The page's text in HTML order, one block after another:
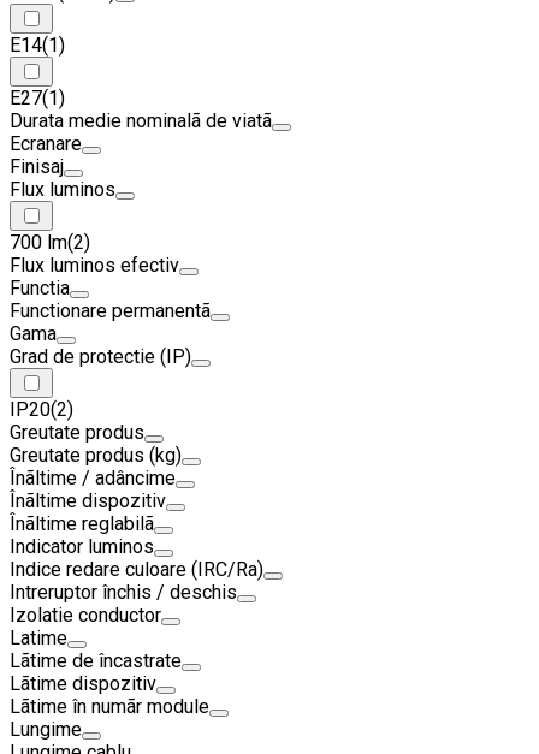
E14(1)
E27(1)
Durata medie nominalã de viatã
Ecranare
Finisaj
Flux luminos
700 lm(2)
Flux luminos efectiv
Functia
Functionare permanentã
Gama
Grad de protectie (IP)
IP20(2)
Greutate produs
Greutate produs (kg)
Înãltime / adâncime
Înãltime dispozitiv
Înãltime reglabilã
Indicator luminos
Indice redare culoare (IRC/Ra)
Intreruptor închis / deschis
Izolatie conductor
Latime
Lãtime de încastrate
Lãtime dispozitiv
Lãtime în numãr module
Lungime